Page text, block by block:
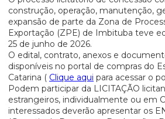
construção, operação, manutenção,
expansão de parte da Zona de
Exportação (ZPE) de Imbituba teve
25 de junho de 2026.
O edital, contrato, anexos e
disponíveis no portal de compras do
Catarina ( Clique aqui para acessar o
Podem participar da LICITAÇÃO
estrangeiros, individualmente ou em
interessados deverão apresentar os